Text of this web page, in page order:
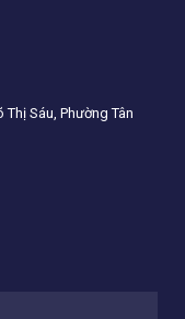
Sáu, Phường Tân